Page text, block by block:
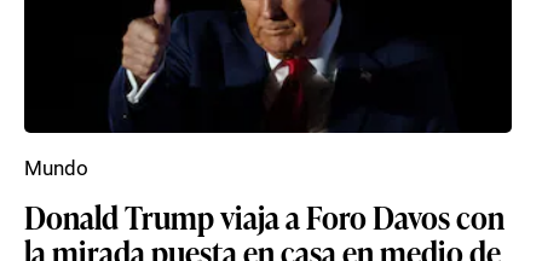
Donald Trump viaja a Foro Davos con
la mirada puesta en casa en medio de
Mundo